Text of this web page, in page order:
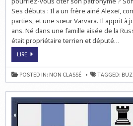
Ses débuts : Il a un frère ainé Alexeï,
parties, et une sœur Varvara. Il apprit à
ans. Né dans une famille aisée de la
était propriétaire terrien et député…
LIREECHECS
PEOPLE
:
LA
RÉPONSE
HEBDO
POSTED IN: NON CLASSÉ TAGGED: